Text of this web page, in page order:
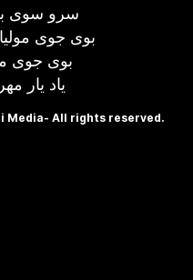
سرو سوی
بوی جوی
بوی جوی
یاد یار
Media- All rights reserved.